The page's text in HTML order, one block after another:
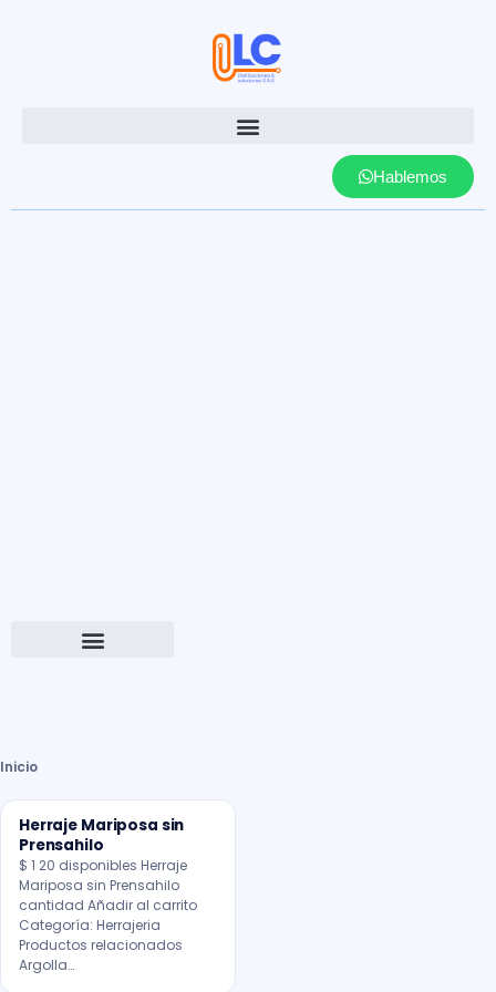
Hablemos
Inicio
Herraje Mariposa sin
Prensahilo
$ 1 20 disponibles Herraje
Mariposa sin Prensahilo
cantidad Añadir al carrito
Categoría: Herrajeria
Productos relacionados
Argolla…